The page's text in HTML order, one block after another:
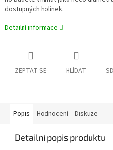
dostupných holínek.
Detailní informace
ZEPTAT SE HLÍDAT
Popis Hodnocení Diskuze
Detailní popis produktu